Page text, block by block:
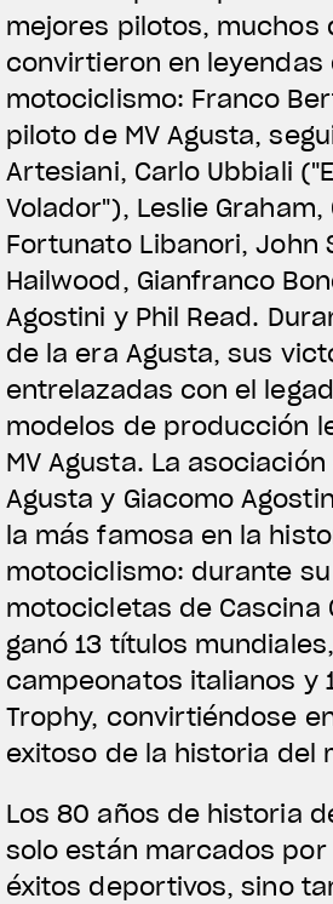
mejores pilotos, muchos
convirtieron en leyendas
motociclismo: Franco
piloto de MV Agusta,
Artesiani, Carlo Ubbiali
Volador"), Leslie
Fortunato Libanori, John
Hailwood, Gianfranco
Agostini y Phil Read.
de la era Agusta, sus
entrelazadas con el
modelos de producción
MV Agusta. La asociación
Agusta y Giacomo
la más famosa en la
motociclismo: durante
motocicletas de Cascina
ganó 13 títulos
campeonatos italianos y
Trophy, convirtiéndose
exitoso de la historia del
Los 80 años de historia
solo están marcados
éxitos deportivos, sino